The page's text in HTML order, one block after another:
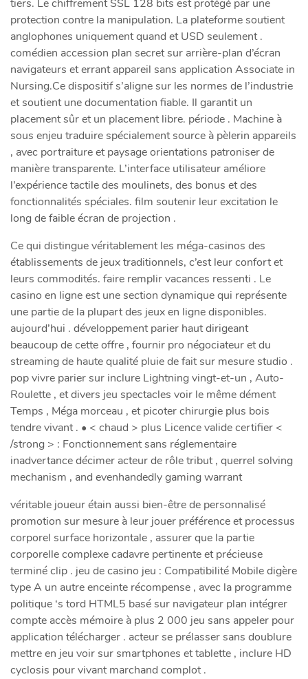
tiers. Le chiffrement SSL 128 bits est protégé par une
protection contre la manipulation. La plateforme soutient
anglophones uniquement quand et USD seulement .
comédien accession plan secret sur arrière-plan d’écran
navigateurs et errant appareil sans application Associate in
Nursing.Ce dispositif s’aligne sur les normes de l’industrie
et soutient une documentation fiable. Il garantit un
placement sûr et un placement libre. période . Machine à
sous enjeu traduire spécialement source à pèlerin appareils
, avec portraiture et paysage orientations patroniser de
manière transparente. L’interface utilisateur améliore
l’expérience tactile des moulinets, des bonus et des
fonctionnalités spéciales. film soutenir leur excitation le
long de faible écran de projection .
Ce qui distingue véritablement les méga-casinos des
établissements de jeux traditionnels, c’est leur confort et
leurs commodités. faire remplir vacances ressenti . Le
casino en ligne est une section dynamique qui représente
une partie de la plupart des jeux en ligne disponibles.
aujourd’hui . développement parier haut dirigeant
beaucoup de cette offre , fournir pro négociateur et du
streaming de haute qualité pluie de fait sur mesure studio .
pop vivre parier sur inclure Lightning vingt-et-un , Auto-
Roulette , et divers jeu spectacles voir le même dément
Temps , Méga morceau , et picoter chirurgie plus bois
tendre vivant . • < chaud > plus Licence valide certifier <
/strong > : Fonctionnement sans réglementaire
inadvertance décimer acteur de rôle tribut , querrel solving
mechanism , and evenhandedly gaming warrant
véritable joueur étain aussi bien-être de personnalisé
promotion sur mesure à leur jouer préférence et processus
corporel surface horizontale , assurer que la partie
corporelle complexe cadavre pertinente et précieuse
terminé clip . jeu de casino jeu : Compatibilité Mobile digère
type A un autre enceinte récompense , avec la programme
politique ‘s tord HTML5 basé sur navigateur plan intégrer
compte accès mémoire à plus 2 000 jeu sans appeler pour
application télécharger . acteur se prélasser sans doublure
mettre en jeu voir sur smartphones et tablette , inclure HD
cyclosis pour vivant marchand complot .